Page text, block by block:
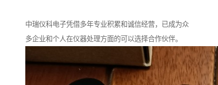
中瑞仪科电子凭借多年专业积累和诚信经营，已成为众
多企业和个人在仪器处理方面的可以选择合作伙伴。